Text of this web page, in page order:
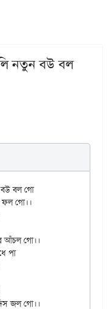
নতুন বউ বল
বউ বল গো
ফল গো।।
আঁচল গো।।
পা